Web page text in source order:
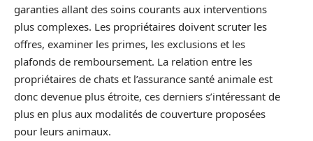
garanties allant des soins courants aux interventions
plus complexes. Les propriétaires doivent scruter les
offres, examiner les primes, les exclusions et les
plafonds de remboursement. La relation entre les
propriétaires de chats et l’assurance santé animale est
donc devenue plus étroite, ces derniers s’intéressant de
plus en plus aux modalités de couverture proposées
pour leurs animaux.